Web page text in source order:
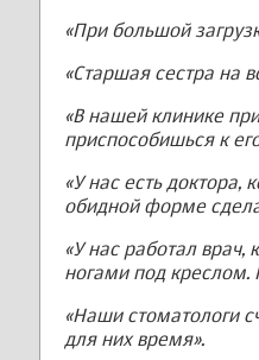
«При большой
«Старшая сестра на
«В нашей клинике
приспособишься к
«У нас есть доктора,
обидной форме
«У нас работал врач,
ногами под креслом.
«Наши стоматологи
для них время».